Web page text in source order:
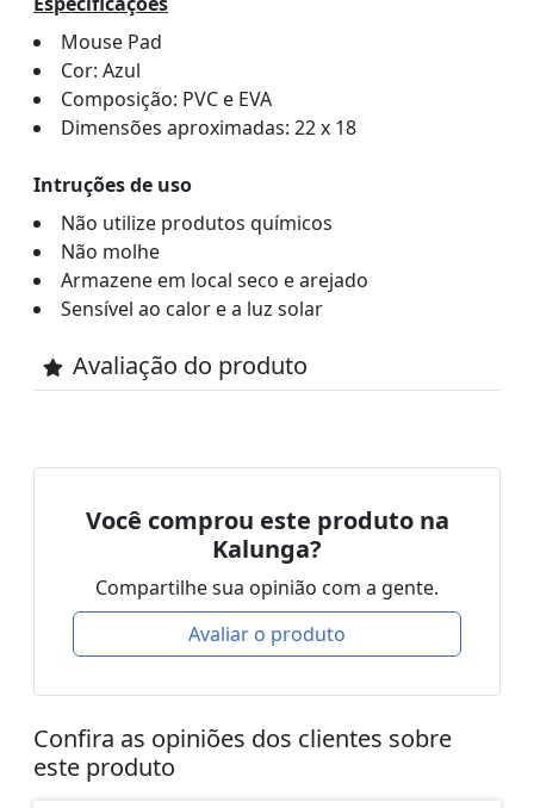
Mouse Pad
Cor: Azul
Composição: PVC e EVA
Dimensões aproximadas: 22 x 18
Intruções de uso
Não utilize produtos químicos
Não molhe
Armazene em local seco e arejado
Sensível ao calor e a luz solar
Avaliação do produto
Você comprou este produto na
Kalunga?
Compartilhe sua opinião com a gente.
Avaliar o produto
Confira as opiniões dos clientes sobre
este produto